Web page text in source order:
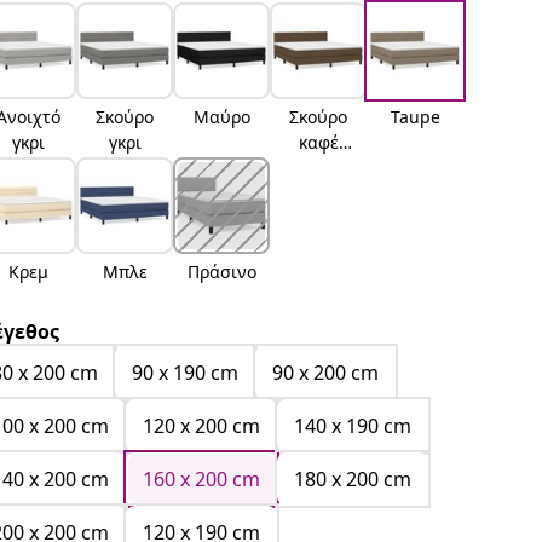
γκρι
Σκούρο
γκρι
Μαύρο
Σκούρο
καφέ
Taupe
Κρεμ Μπλε Πράσινο
x 200 cm
90 x 190 cm
90 x 200 cm
x 200 cm
120 x 200 cm
140 x 190 cm
x 200 cm
160 x 200 cm
180 x 200 cm
x 200 cm
120 x 190 cm